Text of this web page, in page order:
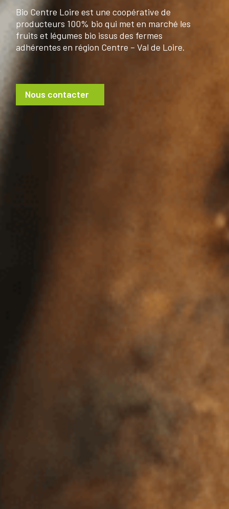
Bio Centre Loire est une coopérative de
producteurs 100% bio qui met en marché les
fruits et légumes bio issusdes fermes
adhérentes en région Centre – Val de Loire.
Nous contacter